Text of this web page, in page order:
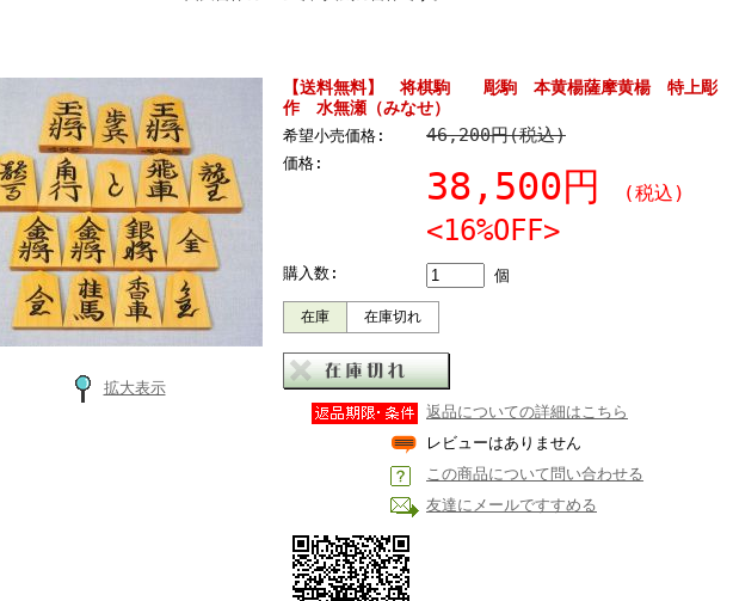
拡大表示
【送料無料】 将棋駒 彫駒 本黄楊薩摩黄楊 特上彫
作 水無瀬（みなせ）
希望小売価格: 46,200円(税込)
価格:
38,500円 (税込)
<16%OFF>
購入数: 個
在庫 在庫切れ
返品についての詳細はこちら
レビューはありません
この商品について問い合わせる
友達にメールですすめる